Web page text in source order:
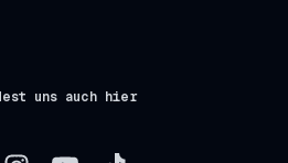
uns auch hier